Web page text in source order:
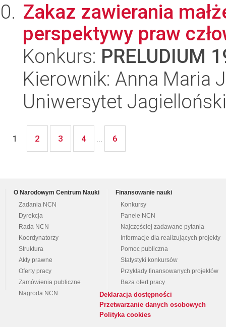
Zakaz zawierania
perspektywy praw
Konkurs: PRELUDIUM
Kierownik: Anna Maria
Uniwersytet
1 2 3 4 ... 6
O Narodowym Centrum Nauki
Zadania NCN
Dyrekcja
Rada NCN
Koordynatorzy
Struktura
Akty prawne
Oferty pracy
Zamówienia publiczne
Nagroda NCN
Finansowanie nauki
Konkursy
Panele NCN
Najczęściej zadawane pytania
Informacje dla realizujących projekty
Pomoc publiczna
Statystyki konkursów
Przykłady finansowanych projektów
Baza ofert pracy
Deklaracja dostępności
Przetwarzanie danych osobowych
Polityka cookies